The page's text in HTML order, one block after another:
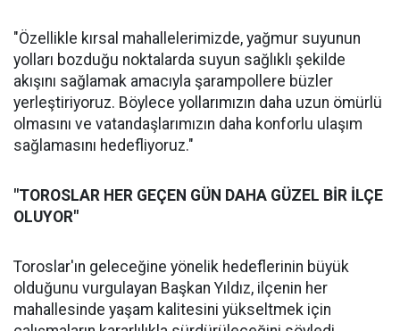
"Özellikle kırsal mahallelerimizde, yağmur suyunun
yolları bozduğu noktalarda suyun sağlıklı şekilde
akışını sağlamak amacıyla şarampollere büzler
yerleştiriyoruz. Böylece yollarımızın daha uzun ömürlü
olmasını ve vatandaşlarımızın daha konforlu ulaşım
sağlamasını hedefliyoruz."
"TOROSLAR HER GEÇEN GÜN DAHA GÜZEL BİR İLÇE
OLUYOR"
Toroslar'ın geleceğine yönelik hedeflerinin büyük
olduğunu vurgulayan Başkan Yıldız, ilçenin her
mahallesinde yaşam kalitesini yükseltmek için